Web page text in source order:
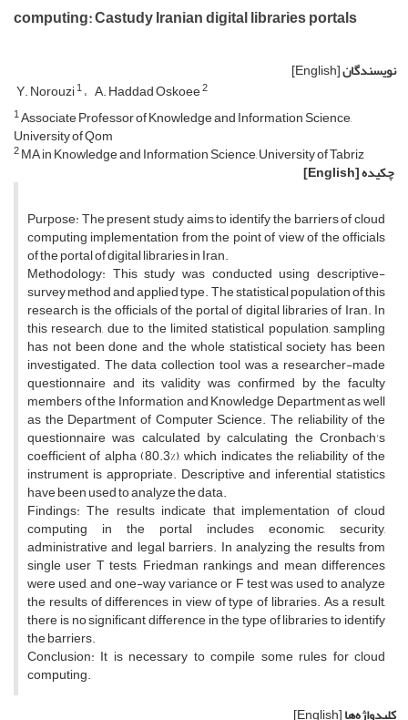
computing: Castudy Iranian digital libraries portals
نویسندگان[English]
Y. Norouzi1 A. Haddad Oskoee2
1Associate Professor of Knowledge and Information Science,
University of Qom
2MA in Knowledge and Information Science, University of Tabriz
چکیده[English]
Purpose: The present study aims to identify the barriers of cloud
computing implementation from the point of view of the officials
of the portal of digital libraries in Iran.
Methodology: This study was conducted using descriptive-
survey method and applied type. The statistical population of this
research is the officials of the portal of digital libraries of Iran. In
this research, due to the limited statistical population, sampling
has not been done and the whole statistical society has been
investigated. The data collection tool was a researcher-made
questionnaire and its validity was confirmed by the faculty
members of the Information and Knowledge Department as well
as the Department of Computer Science. The reliability of the
questionnaire was calculated by calculating the Cronbach's
coefficient of alpha (80.3%), which indicates the reliability of the
instrument is appropriate. Descriptive and inferential statistics
have been used to analyze the data.
Findings: The results indicate that implementation of cloud
computing in the portal includes economic, security,
administrative and legal barriers. In analyzing the results from
single user T tests, Friedman rankings and mean differences
were used, and one-way variance or F test was used to analyze
the results of differences in view of type of libraries. As a result,
there is no significant difference in the type of libraries to identify
the barriers.
Conclusion: It is necessary to compile some rules for cloud
computing.
کلیدواژه‌ها[English]